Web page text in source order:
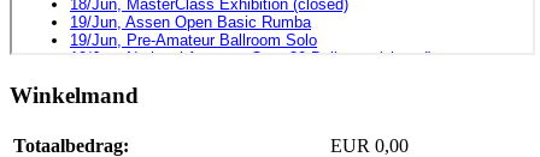
Winkelmand
Totaalbedrag:
EUR 0,00